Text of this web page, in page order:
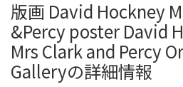
版画 David Hockney
&Percy poster David
Mrs Clark and Percy
Galleryの詳細情報